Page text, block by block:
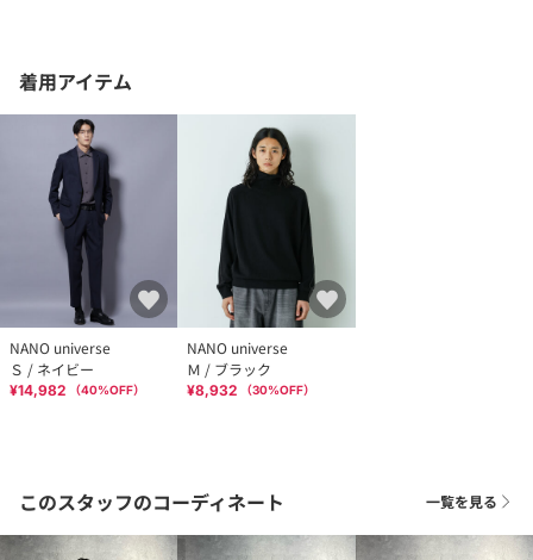
着用アイテム
NANO universe
Ｓ / ネイビー
¥14,982 （40%OFF）
NANO universe
Ｍ / ブラック
¥8,932 （30%OFF）
このスタッフのコーディネート 一覧を見る